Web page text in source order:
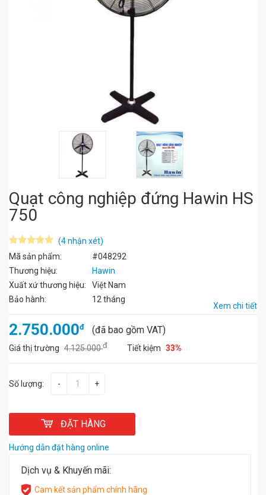
Quạt công nghiệp đứng Hawin HS
750
(4 nhận xét)
Mã sản phẩm:
#048292
Thương hiệu:
Hawin
Xuất xứ thương hiệu:
Việt Nam
Bảo hành:
12 tháng
Xem chi tiết
2.750.000đ (đã bao gồm VAT)
Giá thị trường 4.125.000đ Tiết kiệm 33%
Số lượng: - +
ĐẶT HÀNG
Hướng dẫn đặt hàng online
Dịch vụ & Khuyến mãi:
Cam kết sản phẩm chính hãng